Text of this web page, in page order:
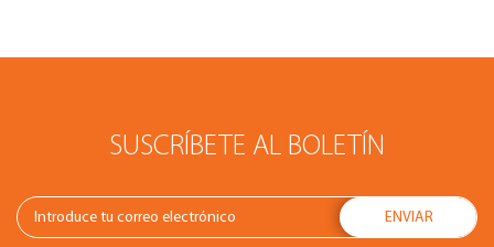
SUSCRÍBETE AL BOLETÍN